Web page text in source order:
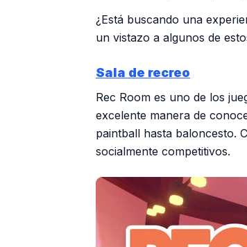
¿Está buscando una
un vistazo a algunos de
Sala de recreo
Rec Room es uno de los
excelente manera de
paintball hasta baloncesto.
socialmente competitivos.